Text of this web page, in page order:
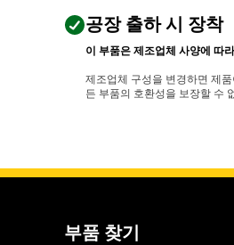
공장 출하 시 장착
이 부품은 제조업체 사양에 따
제조업체 구성을 변경하면 제
든 부품의 호환성을 보장할 수
부품 찾기